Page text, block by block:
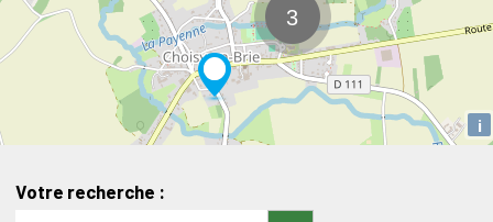
Votre recherche :
i